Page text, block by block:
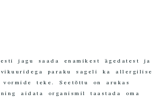
jagu saada enamikest ägedatest ja
paraku sageli ka
teke. Seetõttu on arukas
aidata organismil taastada oma